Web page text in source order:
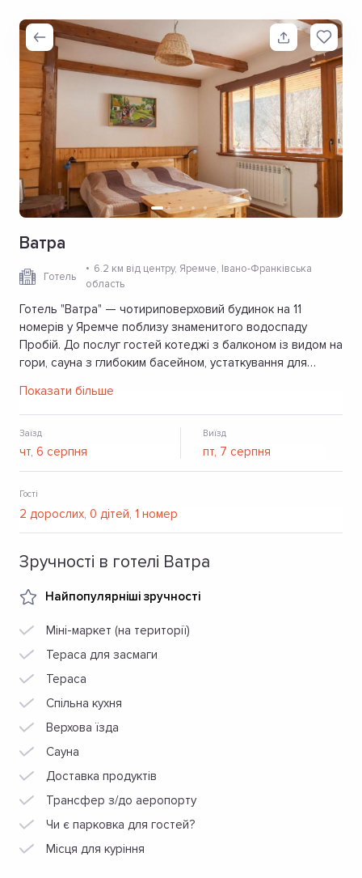
Ватра
Готель
6.2 км від центру, Яремче, Івано-Франківська
область
Готель "Ватра" — чотириповерховий будинок на 11
номерів у Яремче поблизу знаменитого водоспаду
Пробій. До послуг гостей котеджі з балконом із видом на
гори, сауна з глибоким басейном, устаткування для
Показати більше
Заїзд Виїзд
Гості
Зручності в готелі Ватра
Найпопулярніші зручності
Міні-маркет (на території)
Тераса для засмаги
Тераса
Спільна кухня
Верхова їзда
Сауна
Доставка продуктів
Трансфер з/до аеропорту
Чи є парковка для гостей?
Місця для куріння